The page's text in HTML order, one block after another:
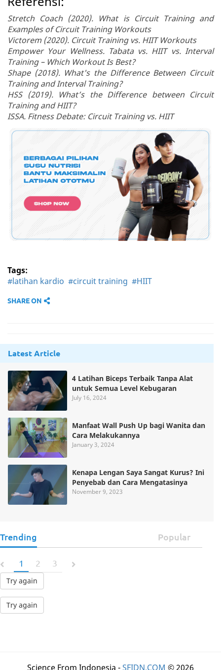
Stretch Coach (2020). What is Circuit Training and
Examples of Circuit Training Workouts
Victorem (2020). Circuit Training vs. HIIT Workouts
Empower Your Wellness. Tabata vs. HIIT vs. Interval
Training – Which Workout Is Best?
Shape (2018). What's the Difference Between Circuit
Training and Interval Training?
HSS (2019). What’s the Difference between Circuit
Training and HIIT?
ISSA. Fitness Debate: Circuit Training vs. HIIT
Tags:
#latihan kardio #circuit training #HIIT
SHARE ON
Latest Article
4 Latihan Biceps Terbaik Tanpa Alat
untuk Semua Level Kebugaran
July 16, 2024
Manfaat Wall Push Up bagi Wanita dan
Cara Melakukannya
January 3, 2024
Kenapa Lengan Saya Sangat Kurus? Ini
Penyebab dan Cara Mengatasinya
November 9, 2023
Trending Popular
1 2 3
Try again
Try again
Science From Indonesia -SFIDN.COM © 2026